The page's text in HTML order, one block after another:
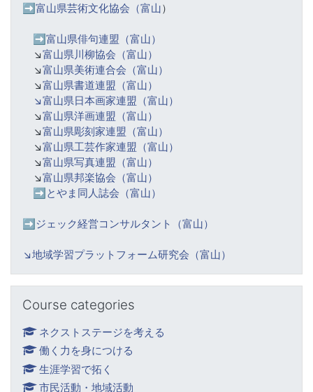
➡️富山県芸術文化協会（富山）
➡️ 富山県俳句連盟（富山）
↘️富山県川柳協会（富山）
↘️富山県美術連合会（富山）
↘️富山県書道連盟（富山）
↘️富山県日本画家連盟（富山）
↘️富山県洋画連盟（富山）
↘️富山県彫刻家連盟（富山）
↘️富山県工芸作家連盟（富山）
↘️富山県写真連盟（富山）
↘️富山県邦楽協会（富山）
➡️ とやま同人誌会（富山）
➡️ジェック経営コンサルタント（富山）
↘️地域学習プラットフォーム研究会（富山）
Course categories
ネクストステージを考える
働く力を身につける
生涯学習で拓く
市民活動・地域活動